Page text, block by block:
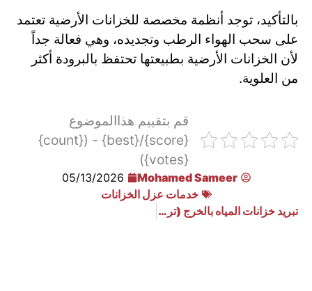
بالتأكيد، توجد أنظمة مخصصة للخزانات الأرضية تعتمد
على سحب الهواء الرطب وتجديده، وهي فعالة جداً
لأن الخزانات الأرضية بطبيعتها تحتفظ بالبرودة أكثر
من العلوية.
قم بتقييم هذاالموضوع
{score}/{best} - ({count}
{votes})
Mohamed Sameer
05/13/2026
خدمات عزل الخزانات
تبريد خزانات المياه بالخرج (تركيب وصيانة أجهزة التبريد)